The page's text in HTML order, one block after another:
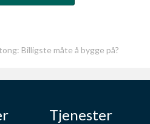
Billigste måte å bygge på?
Tjenester